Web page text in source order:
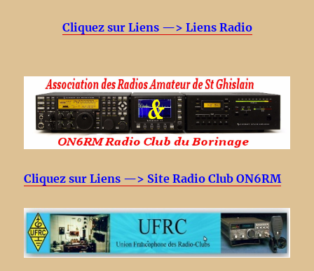
Cliquez sur Liens —> Liens Radio
Cliquez sur Liens —> Site Radio Club ON6RM